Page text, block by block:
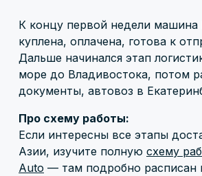
К концу первой недели машина
куплена, оплачена, готова к
Дальше начинался этап
море до Владивостока, потом
документы, автовоз в
Про схему работы:
Если интересны все этапы
Азии, изучите полную схему
Auto — там подробно расписан